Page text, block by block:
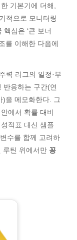
기본기에 더해,
적으로 모니터링
핵심은 ‘큰 보너
를 이해한 다음에
력 리그의 일정·부
반응하는 구간(연
)을 메모화한다. 그
에서 확률 대비
적표 대신 샘플
수를 함께 고려하
루틴 위에서만 꽁